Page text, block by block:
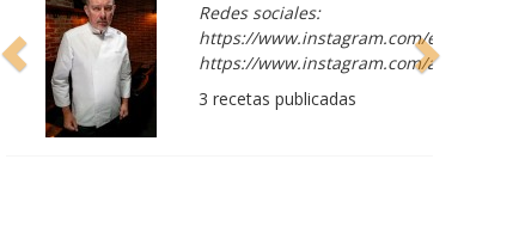
Redes sociales:
https://www.instagram.com/
https://www.instagram.com/
3 recetas publicadas